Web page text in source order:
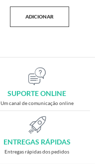
ADICIONAR
SUPORTE ONLINE
Um canal de comunicação online
ENTREGAS RÁPIDAS
Entregas rápidas dos pedidos